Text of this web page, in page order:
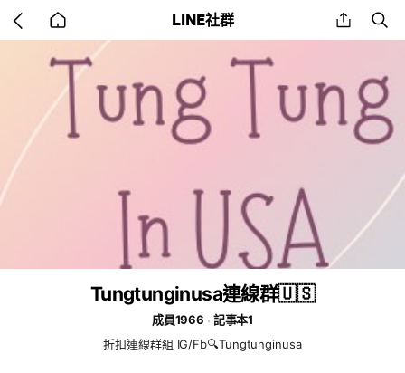
back
to
home
LINE社群 share
Tungtunginusa連線群🇺🇸
成員1966
記事本1
折扣連線群組 IG/Fb🔍Tungtunginusa